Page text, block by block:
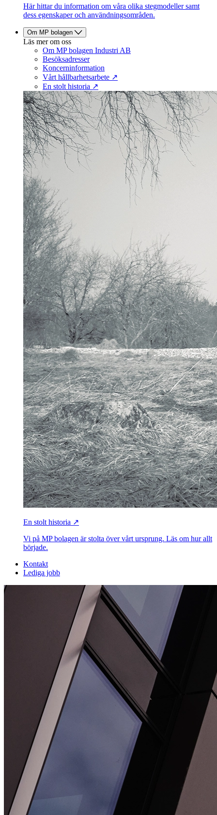
Här hittar du information om våra olika stegmodeller samt
dess egenskaper och användningsområden.
Om MP bolagen
Läs mer om oss
Om MP bolagen Industri AB
Besöksadresser
Koncerninformation
Vårt hållbarhetsarbete ↗
En stolt historia ↗
En stolt historia ↗
Vi på MP bolagen är stolta över vårt ursprung. Läs om hur allt
började.
Kontakt
Lediga jobb